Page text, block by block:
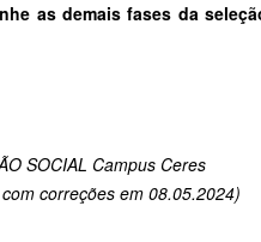
as demais fases da
SOCIAL Campus Ceres
correções em 08.05.2024)